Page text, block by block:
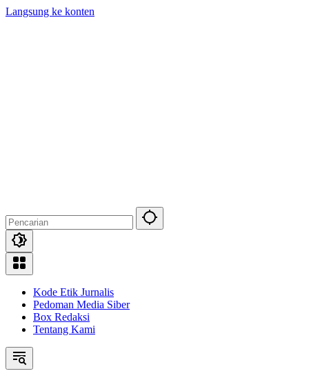
Langsung ke konten
Kode Etik Jurnalis
Pedoman Media Siber
Box Redaksi
Tentang Kami